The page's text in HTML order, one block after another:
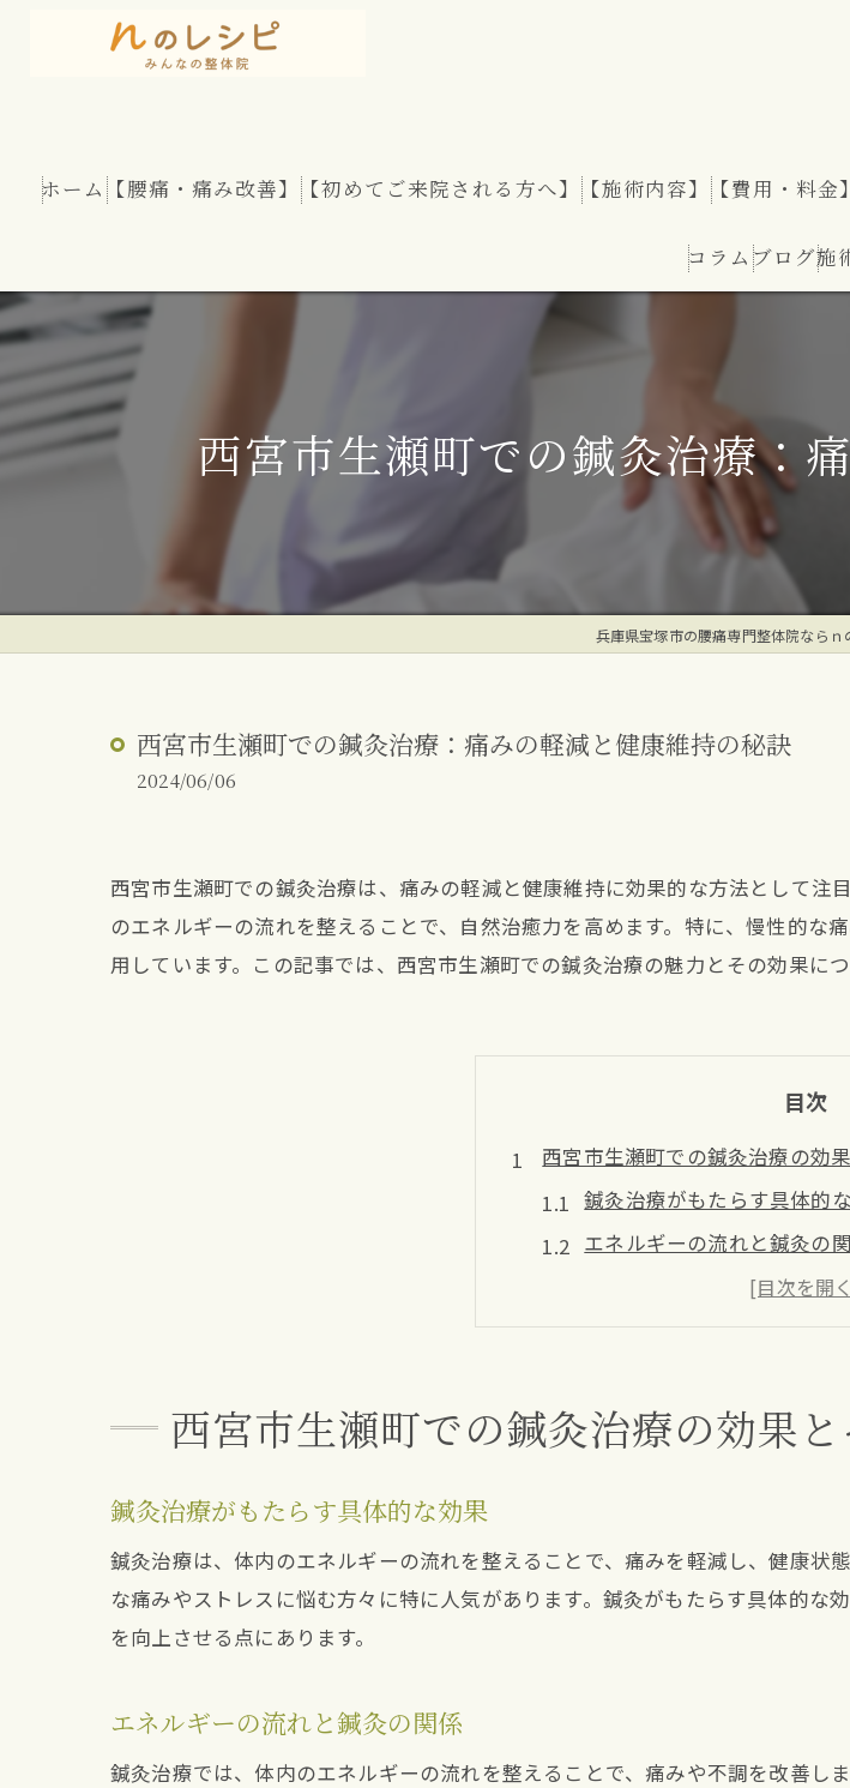
ホーム 【腰痛・痛み改善】
股関節痛
腰部脊柱管狭窄症
腰のヘルニア（椎間板ヘルニア）
反り腰・姿勢改善
【初めてご来院される方へ】 【施術内容】 【費用・料金】
コラム ブログ施
西宮市生瀬町での鍼灸治療：
兵庫県宝塚市の腰痛専門整体院なら
西宮市生瀬町での鍼灸治療：痛みの軽減と健康維持の秘訣
2024/06/06
西宮市生瀬町での鍼灸治療は、痛みの軽減と健康維持に効果的な方法として
のエネルギーの流れを整えることで、自然治癒力を高めます。特に、慢性的
用しています。この記事では、西宮市生瀬町での鍼灸治療の魅力とその効果につ
目次
西宮市生瀬町での鍼灸治療の効
鍼灸治療がもたらす具体的
エネルギーの流れと鍼灸の
鍼灸が痛みを軽減するメカニ
体内の自然治癒力を高める
西宮市生瀬町での事例を通
鍼灸治療が西宮市生瀬町で支持さ
口コミで広がる鍼灸治療の評
西宮市生瀬町の住民に適し
鍼灸の基本知識と西宮市生瀬町
西宮市生瀬町での鍼灸治療の効果
鍼灸治療がもたらす具体的な効果
鍼灸治療は、体内のエネルギーの流れを整えることで、痛みを軽減し、健康
な痛みやストレスに悩む方々に特に人気があります。鍼灸がもたらす具体的
を向上させる点にあります。
エネルギーの流れと鍼灸の関係
鍼灸治療では、体内のエネルギーの流れを整えることで、痛みや不調を改善し